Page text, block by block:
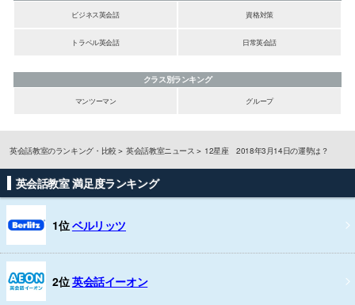
ビジネス英会話
資格対策
トラベル英会話 日常英会話
クラス別ランキング
マンツーマン
グループ
英会話教室のランキング・比較 英会話教室ニュース 12星座 2018年3月14日の運勢は？
英会話教室 満足度ランキング
1位ベルリッツ
2位英会話イーオン